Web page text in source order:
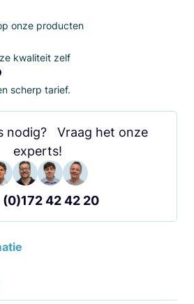
onze producten
kwaliteit zelf
scherp tarief.
nodig? Vraag het onze
experts!
(0)172 42 42 20